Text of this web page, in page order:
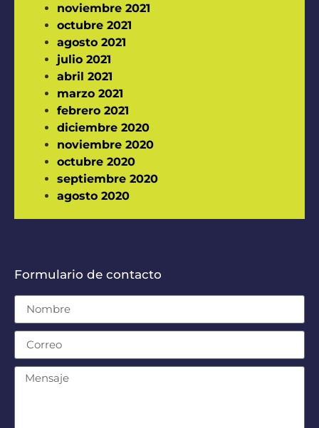
noviembre 2021
octubre 2021
agosto 2021
julio 2021
abril 2021
marzo 2021
febrero 2021
diciembre 2020
noviembre 2020
octubre 2020
septiembre 2020
agosto 2020
Formulario de contacto